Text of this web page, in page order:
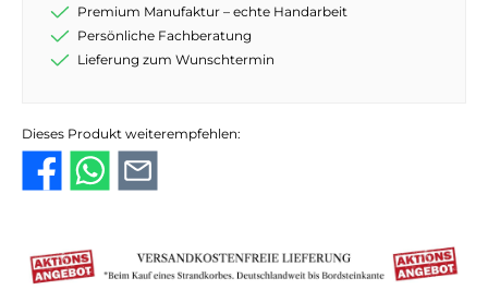
Premium Manufaktur – echte Handarbeit
Persönliche Fachberatung
Lieferung zum Wunschtermin
Dieses Produkt weiterempfehlen: